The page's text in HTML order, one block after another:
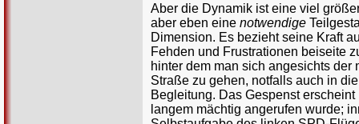
Aber die Dynamik ist eine viel
aber eben eine notwendige
Dimension. Es bezieht seine Kraft
Fehden und Frustrationen beiseite
hinter dem man sich angesichts
Straße zu gehen, notfalls auch in
Begleitung. Das Gespenst
langem mächtig angerufen wurde;